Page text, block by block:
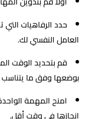
حدد الرفاهيات
العامل النفسي لك.
قم بتحديد الوقت
بوضعها وفق ما
امنح المهمة
إنجازها في وقت أقل.